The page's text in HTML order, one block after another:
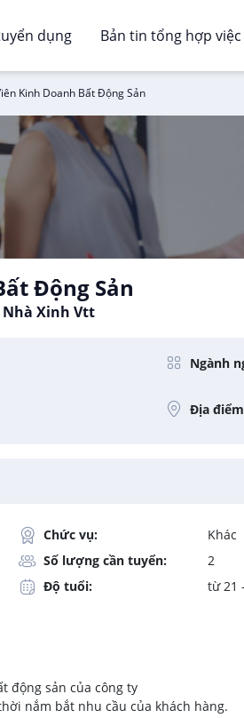
dụng Bản tin tổng hợp
Kinh Doanh Bất Động Sản
Động Sản
Nhà Xinh Vtt
Ngành
Địa điểm
Chức vụ:
Khác
Số lượng cần tuyển:
2
Độ tuổi:
từ 21
động sản của công ty
nắm bắt nhu cầu của khách hàng.